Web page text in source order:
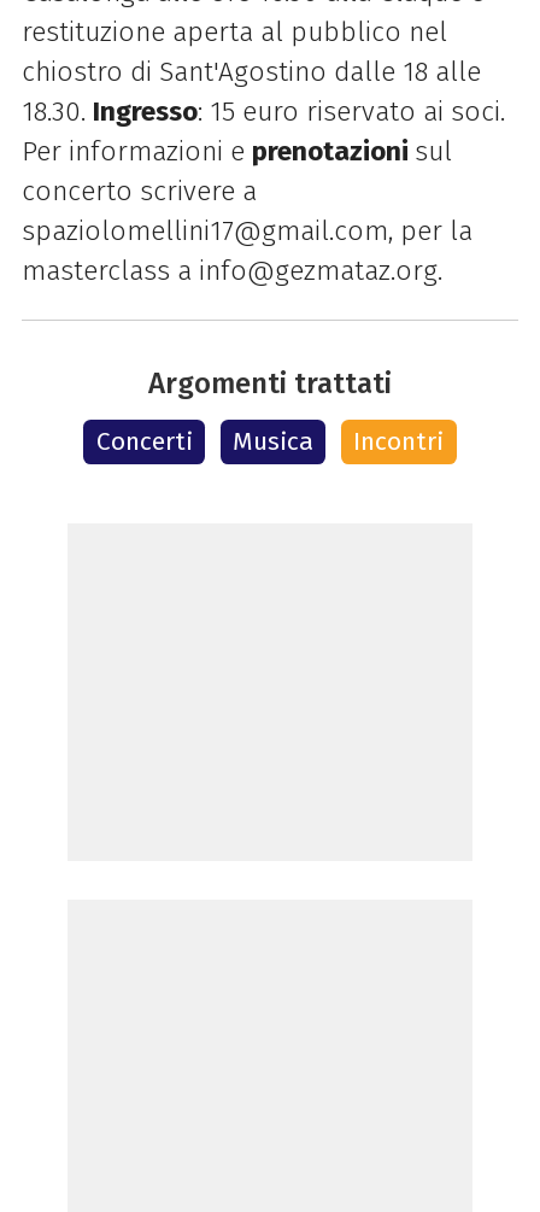
restituzione aperta al pubblico nel
chiostro di Sant'Agostino dalle 18 alle
18.30. Ingresso: 15 euro riservato ai soci.
Per informazioni e prenotazioni sul
concerto scrivere a
spaziolomellini17@gmail.com, per la
masterclass a info@gezmataz.org.
Argomenti trattati
Concerti Musica Incontri